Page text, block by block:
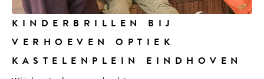
KINDERBRILLEN BIJ
VERHOEVEN OPTIEK
KASTELENPLEIN EINDHOVEN